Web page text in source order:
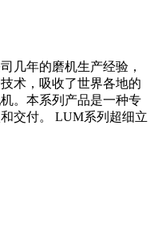
几年的磨机生产经验，
术，吸收了世界各地的
。本系列产品是一种专
交付。 LUM系列超细立